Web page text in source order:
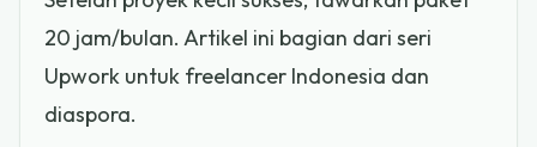
20 jam/bulan. Artikel ini bagian dari seri
Upwork untuk freelancer Indonesia dan
diaspora.